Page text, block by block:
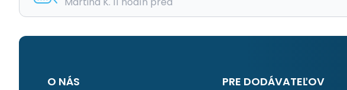
O NÁS PRE DODÁVATEĽOV